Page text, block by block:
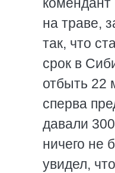
на траве,
так, что
срок в
отбыть 22
сперва
давали
ничего не
увидел,